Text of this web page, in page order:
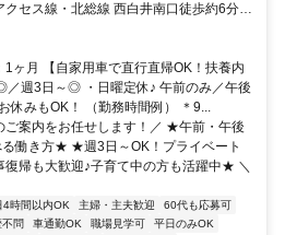
ト体制充実で働きやすさもバツグン/フル
の直行直帰OK/営業・テレアポ・販売経
あり◎
セス線・北総線 西白井南口徒歩約6分、
北総線 白井南口徒歩約20分
ヶ月 【自家用車で直行直帰OK！扶養内
週3日～◎ ・日曜定休♪ 午前のみ／午後
休みもOK！ （勤務時間例） ＊9...
ご案内をお任せします！／ ★午前・午後
働き方★ ★週3日～OK！プライベート
帰も大歓迎♪子育て中の方も活躍中★ ＼
4時間以内OK 主婦・主夫歓迎
60代も応募可
問 車通勤OK 職場見学可
平日のみOK